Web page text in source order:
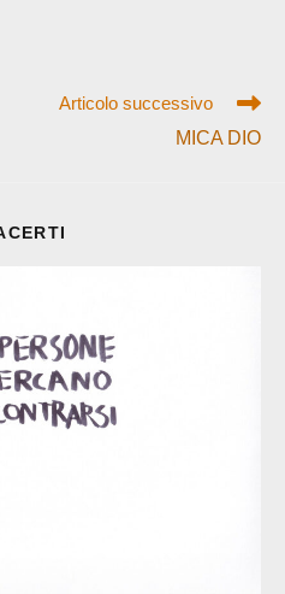
Articolo successivo
MICA DIO